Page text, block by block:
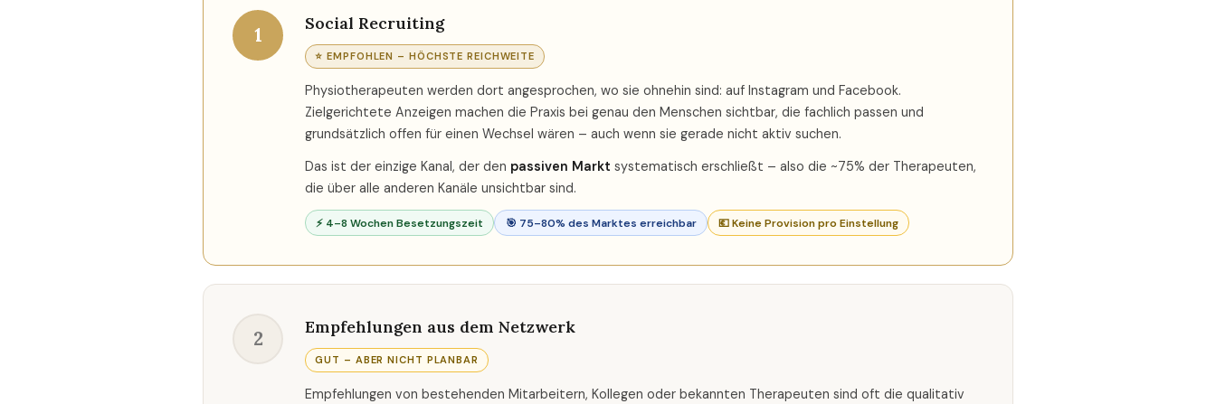
1 Social Recruiting
⭐ EMPFOHLEN – HÖCHSTE REICHWEITE
Physiotherapeuten werden dort angesprochen, wo sie ohnehin sind: auf Instagram und Facebook.
Zielgerichtete Anzeigen machen die Praxis bei genau den Menschen sichtbar, die fachlich passen und
grundsätzlich offen für einen Wechsel wären – auch wenn sie gerade nicht aktiv suchen.
Das ist der einzige Kanal, der den passiven Markt systematisch erschließt – also die ~75% der Therapeuten,
die über alle anderen Kanäle unsichtbar sind.
⚡ 4–8 Wochen Besetzungszeit 🎯 75–80% des Marktes erreichbar 💶 Keine Provision pro Einstellung
2 Empfehlungen aus dem Netzwerk
GUT – ABER NICHT PLANBAR
Empfehlungen von bestehenden Mitarbeitern, Kollegen oder bekannten Therapeuten sind oft die qualitativ